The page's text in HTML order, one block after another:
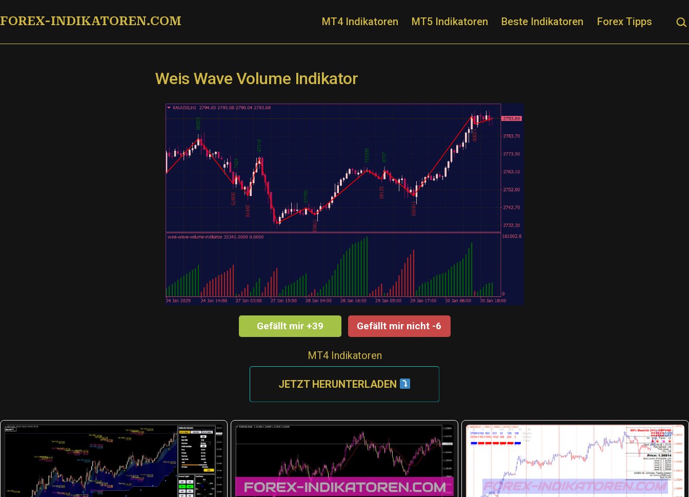
Inhalt
springen
FOREX-INDIKATOREN.COM MT4 Indikatoren MT5 Indikatoren Beste Indikatoren Forex Tipps
Weis Wave Volume Indikator
Gefällt mir +39 Gefällt mir nicht -6
MT4 Indikatoren
JETZT HERUNTERLADEN